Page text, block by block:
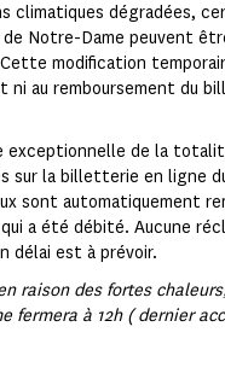
climatiques dégradées,
Notre-Dame peuvent
modification
ni au remboursement du
exceptionnelle de la
sur la billetterie en ligne
sont automatiquement
a été débité. Aucune
délai est à prévoir.
raison des fortes
fermera à 12h ( dernier